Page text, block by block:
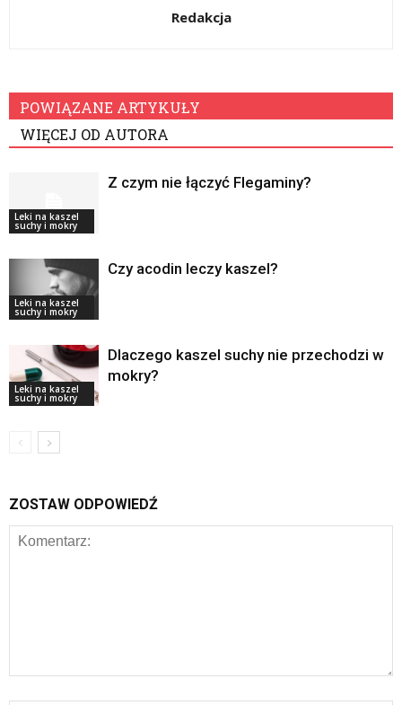
Redakcja
POWIĄZANE ARTYKUŁY
WIĘCEJ OD AUTORA
Leki na kaszel
suchy i mokry
Z czym nie łączyć Flegaminy?
Leki na kaszel
suchy i mokry
Czy acodin leczy kaszel?
Leki na kaszel
suchy i mokry
Dlaczego kaszel suchy nie przechodzi w
mokry?
ZOSTAW ODPOWIEDŹ